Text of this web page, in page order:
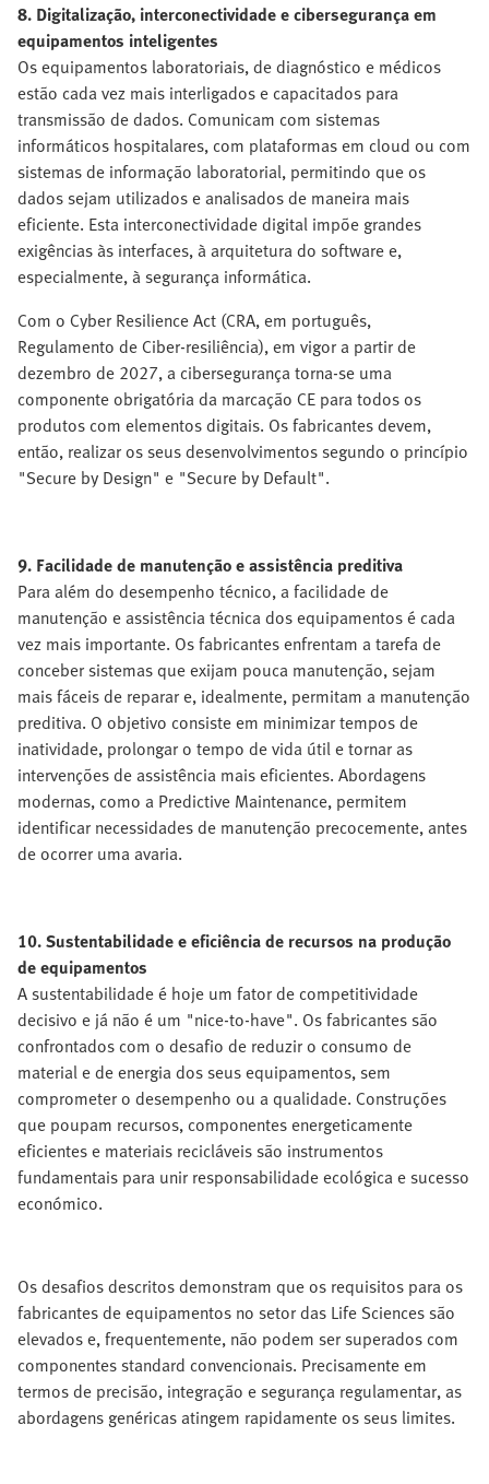
8. Digitalização, interconectividade e cibersegurança em
equipamentos inteligentes
Os equipamentos laboratoriais, de diagnóstico e médicos
estão cada vez mais interligados e capacitados para
transmissão de dados. Comunicam com sistemas
informáticos hospitalares, com plataformas em cloud ou com
sistemas de informação laboratorial, permitindo que os
dados sejam utilizados e analisados de maneira mais
eficiente. Esta interconectividade digital impõe grandes
exigências às interfaces, à arquitetura do software e,
especialmente, à segurança informática.
Com o Cyber Resilience Act (CRA, em português,
Regulamento de Ciber-resiliência), em vigor a partir de
dezembro de 2027, a cibersegurança torna-se uma
componente obrigatória da marcação CE para todos os
produtos com elementos digitais. Os fabricantes devem,
então, realizar os seus desenvolvimentos segundo o princípio
"Secure by Design" e "Secure by Default".
9. Facilidade de manutenção e assistência preditiva
Para além do desempenho técnico, a facilidade de
manutenção e assistência técnica dos equipamentos é cada
vez mais importante. Os fabricantes enfrentam a tarefa de
conceber sistemas que exijam pouca manutenção, sejam
mais fáceis de reparar e, idealmente, permitam a manutenção
preditiva. O objetivo consiste em minimizar tempos de
inatividade, prolongar o tempo de vida útil e tornar as
intervenções de assistência mais eficientes. Abordagens
modernas, como a Predictive Maintenance, permitem
identificar necessidades de manutenção precocemente, antes
de ocorrer uma avaria.
10. Sustentabilidade e eficiência de recursos na produção
de equipamentos
A sustentabilidade é hoje um fator de competitividade
decisivo e já não é um "nice-to-have". Os fabricantes são
confrontados com o desafio de reduzir o consumo de
material e de energia dos seus equipamentos, sem
comprometer o desempenho ou a qualidade. Construções
que poupam recursos, componentes energeticamente
eficientes e materiais recicláveis são instrumentos
fundamentais para unir responsabilidade ecológica e sucesso
económico.
Os desafios descritos demonstram que os requisitos para os
fabricantes de equipamentos no setor das Life Sciences são
elevados e, frequentemente, não podem ser superados com
componentes standard convencionais. Precisamente em
termos de precisão, integração e segurança regulamentar, as
abordagens genéricas atingem rapidamente os seus limites.